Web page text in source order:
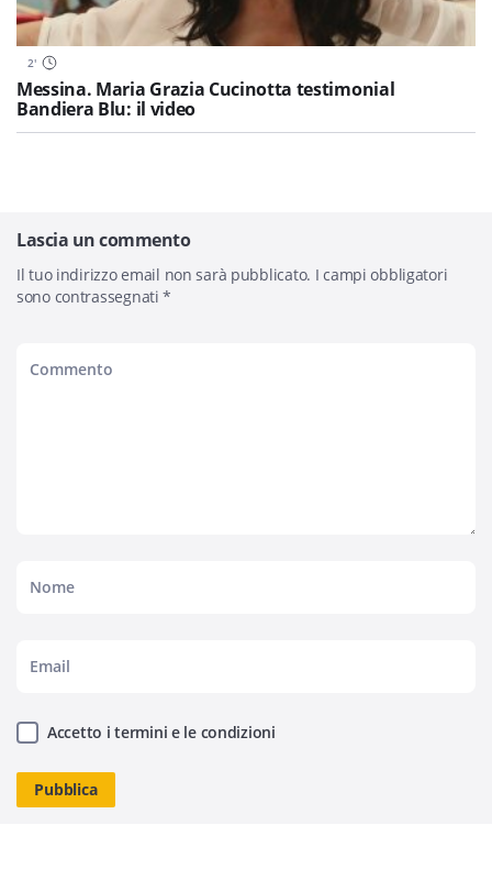
2'
Messina. Maria Grazia Cucinotta testimonial
Bandiera Blu: il video
Lascia un commento
Il tuo indirizzo email non sarà pubblicato. I campi obbligatori
sono contrassegnati*
Accetto i termini e le condizioni